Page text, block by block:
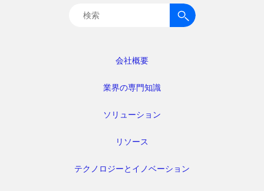
会社概要
業界の専門知識
ソリューション
リソース
テクノロジーとイノベーション
検